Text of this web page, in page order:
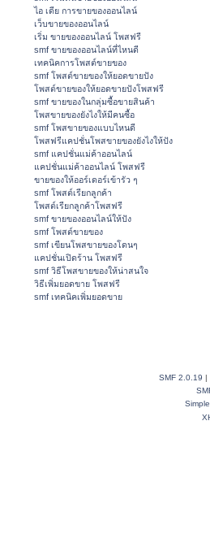
ไอ เดีย การขายของออนไลน์
เว็บขายของออนไลน์
เริ่ม ขายของออนไลน์ โพสฟรี
smf ขายของออนไลน์ที่ไหนดี
เทคนิคการโพสต์ขายของ
smf โพสต์ขายของให้ยอดขายปัง
โพสต์ขายของให้ยอดขายปังโพสฟรี
smf ขายของในกลุ่มซื้อขายสินค้า
โพสขายของยังไงให้มีคนซื้อ
smf โพสขายของแบบไหนดี
โพสฟรีแคปชั่นโพสขายของยังไงให้ปัง
smf แคปชั่นแม่ค้าออนไลน์
แคปชั่นแม่ค้าออนไลน์ โพสฟรี
ขายของให้ออร์เดอร์เข้ารัว ๆ
smf โพสต์เรียกลูกค้า
โพสต์เรียกลูกค้าโพสฟรี
smf ขายของออนไลน์ให้ปัง
smf โพสต์ขายของ
smf เขียนโพสขายของโดนๆ
แคปชั่นเปิดร้าน โพสฟรี
smf วิธีโพสขายของให้น่าสนใจ
วิธีเพิ่มยอดขาย โพสฟรี
smf เทคนิคเพิ่มยอดขาย
SMF 2.0.19 |